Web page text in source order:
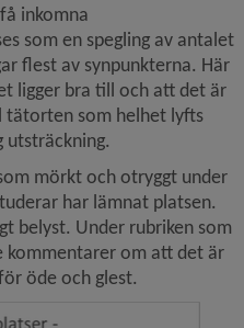
inkomna
som en spegling av antalet
flest av synpunkterna. Här
ligger bra till och att det är
som helhet lyfts
mörkt och otryggt under
har lämnat platsen.
belyst. Under rubriken som
kommentarer om att det är
öde och glest.